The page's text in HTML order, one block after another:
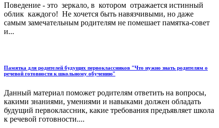
Поведение - это зеркало, в котором отражается истинный
облик каждого! Не хочется быть навязчивыми, но даже
самым замечательным родителям не помешает памятка-совет
и...
Памятка для родителей будущих первоклассников "Что нужно знать родителям о
речевой готовности к школьному обучению"
Данный материал поможет родителям ответить на вопросы,
какими знаниями, умениями и навыками должен обладать
будущий первоклассник, какие требования предъявляет школа
к речевой готовности....